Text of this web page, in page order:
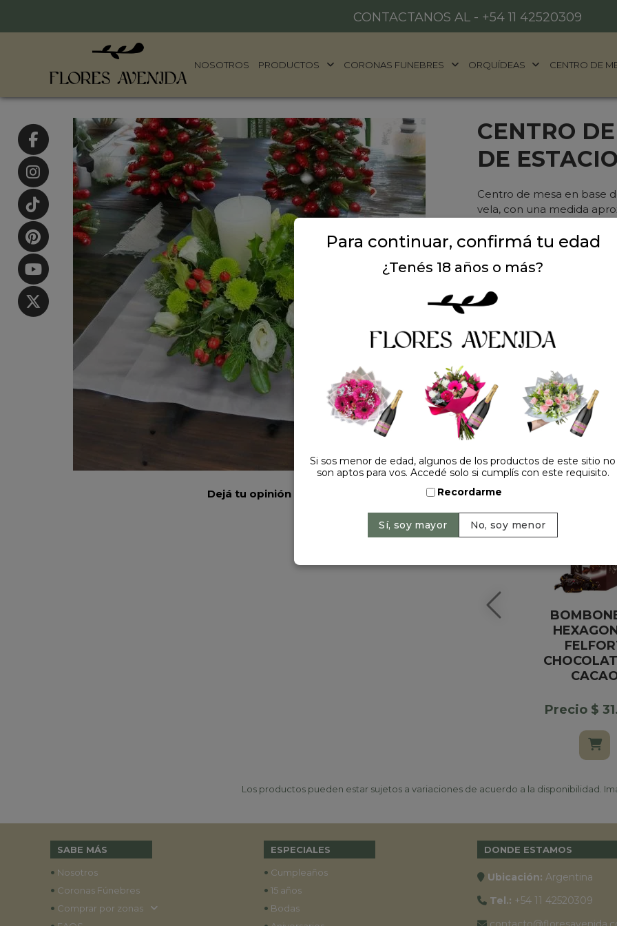
CONTACTANOS AL - +54 11 42520309
NOSOTROS PRODUCTOS CORONAS FUNEBRES ORQUÍDEAS CENTRO DE
Dejá tu opinión
CENTRO
DE
Centro de mesa en base
vela, con una medida
$
HACELO
Precio $
Los productos pueden estar sujetos a variaciones de acuerdo a la disponibilidad.
SABE MÁS
• Nosotros
• Coronas Fúnebres
• Comprar por zonas
ESPECIALES
• Cumpleaños
• 15 años
• Bodas
DONDE ESTAMOS
Ubicación: Argentina
Tel.: +54 11 42520309
Para continuar, confirmá tu edad
¿Tenés 18 años o más?
Si sos menor de edad, algunos de los productos de este sitio no
son aptos para vos. Accedé solo si cumplís con este requisito.
Recordarme